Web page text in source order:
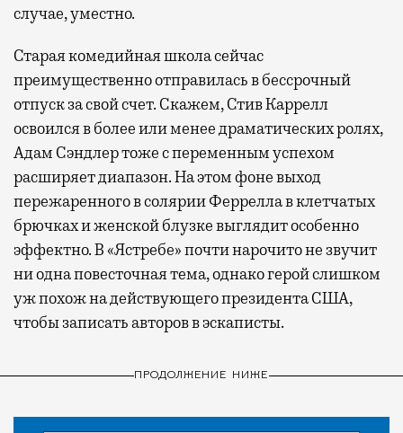
случае, уместно.
Старая комедийная школа сейчас
преимущественно отправилась в бессрочный
отпуск за свой счет. Скажем, Стив Каррелл
освоился в более или менее драматических ролях,
Адам Сэндлер тоже с переменным успехом
расширяет диапазон. На этом фоне выход
пережаренного в солярии Феррелла в клетчатых
брючках и женской блузке выглядит особенно
эффектно. В «Ястребе» почти нарочито не звучит
ни одна повесточная тема, однако герой слишком
уж похож на действующего президента США,
чтобы записать авторов в эскаписты.
ПРОДОЛЖЕНИЕ НИЖЕ